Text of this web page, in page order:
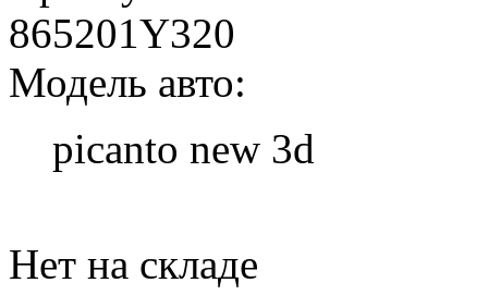
865201Y320
Модель авто:
picanto new 3d
Нет на складе